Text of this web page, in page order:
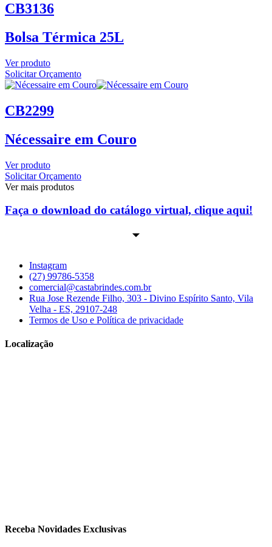
CB3136
Bolsa Térmica 25L
Ver produto
Solicitar Orçamento
CB2299
Nécessaire em Couro
Ver produto
Solicitar Orçamento
Ver mais produtos
Faça o download do catálogo virtual, clique aqui!
Instagram
(27) 99786-5358
comercial@castabrindes.com.br
Rua Jose Rezende Filho, 303 - Divino Espírito Santo, Vila
Velha - ES, 29107-248
Termos de Uso e Política de privacidade
Localização
Receba Novidades Exclusivas